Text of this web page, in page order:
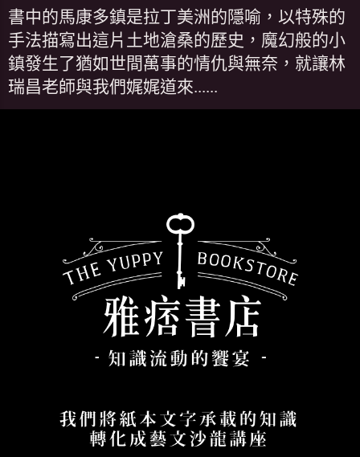
書中的馬康多鎮是拉丁美洲的隱喻，以特殊的
手法描寫出這片土地滄桑的歷史，魔幻般的小
鎮發生了猶如世間萬事的情仇與無奈，就讓林
瑞昌老師與我們娓娓道來......